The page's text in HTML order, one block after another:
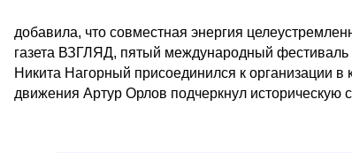
добавила, что совместная энергия
газета ВЗГЛЯД, пятый международный
Никита Нагорный присоединился к организации в
движения Артур Орлов подчеркнул историческую